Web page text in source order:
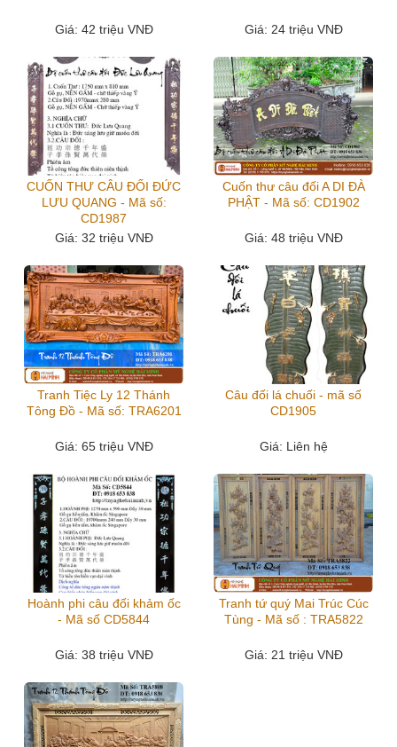
Giá: 42 triệu VNĐ Giá: 24 triệu VNĐ
CUỐN THƯ CÂU ĐỐI ĐỨC
LƯU QUANG - Mã số:
CD1987
Giá: 32 triệu VNĐ
Cuốn thư câu đối A DI ĐÀ
PHẬT - Mã số: CD1902
Giá: 48 triệu VNĐ
Tranh Tiệc Ly 12 Thánh
Tông Đồ - Mã số: TRA6201
Giá: 65 triệu VNĐ
Câu đối lá chuối - mã số
CD1905
Giá: Liên hệ
Hoành phi câu đối khảm ốc
- Mã số CD5844
Giá: 38 triệu VNĐ
Tranh tứ quý Mai Trúc Cúc
Tùng - Mã số : TRA5822
Giá: 21 triệu VNĐ